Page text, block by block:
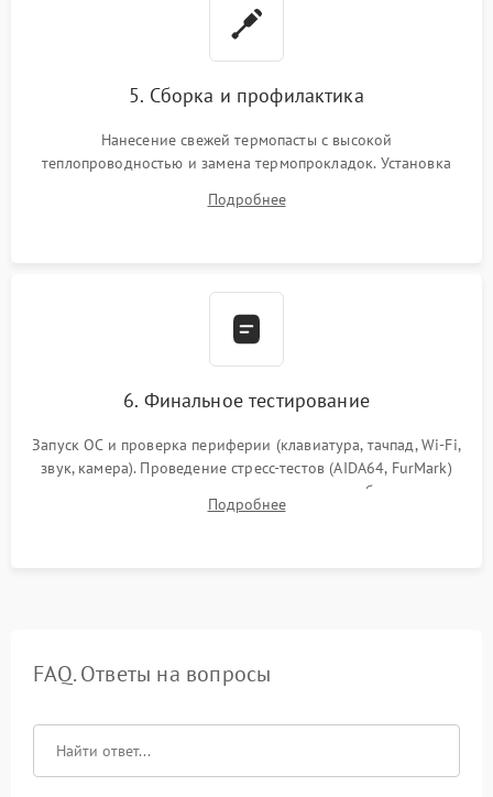
5. Сборка и профилактика
Нанесение свежей термопасты с высокой
теплопроводностью и замена термопрокладок. Установка
шлейфов, модулей памяти и накопителей. Предварительная
Подробнее
6. Финальное тестирование
Запуск ОС и проверка периферии (клавиатура, тачпад, Wi-Fi,
звук, камера). Проведение стресс-тестов (AIDA64, FurMark)
для контроля температурного режима и стабильности
системы под пиковой нагрузкой.
Подробнее
FAQ. Ответы на вопросы